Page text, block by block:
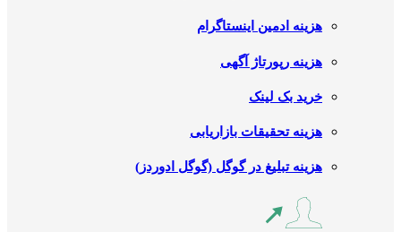
هزینه ادمین اینستاگرام
هزینه رپورتاژ آگهی
خرید بک لینک
هزینه تحقیقات بازاریابی
هزینه تبلیغ در گوگل (گوگل ادوردز)